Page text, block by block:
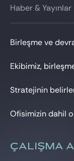
Haber & Yayınlar
Birleşme ve
Ekibimiz,
Stratejinin
Ofisimizin dahil
ÇALIŞMA